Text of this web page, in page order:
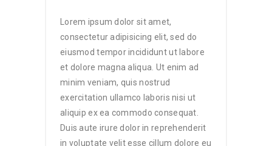
Lorem ipsum dolor sit amet,
consectetur adipisicing elit, sed do
eiusmod tempor incididunt ut labore
et dolore magna aliqua. Ut enim ad
minim veniam, quis nostrud
exercitation ullamco laboris nisi ut
aliquip ex ea commodo consequat.
Duis aute irure dolor in reprehenderit
in voluptate velit esse cillum dolore eu